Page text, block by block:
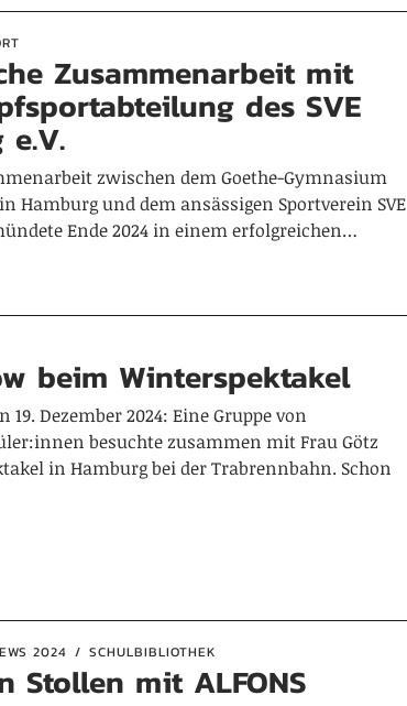
Zusammenarbeit mit
des SVE
e.V.
zwischen dem Goethe-Gymnasium
Hamburg und dem ansässigen Sportverein SVE
Ende 2024 in einem erfolgreichen…
beim Winterspektakel
19. Dezember 2024: Eine Gruppe von
besuchte zusammen mit Frau Götz
in Hamburg bei der Trabrennbahn. Schon
2024 SCHULBIBLIOTHEK
Stollen mit ALFONS